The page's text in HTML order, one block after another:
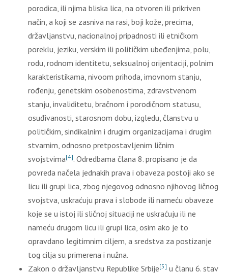
porodica, ili njima bliska lica, na otvoren ili prikriven
način, a koji se zasniva na rasi, boji kože, precima,
državljanstvu, nacionalnoj pripadnosti ili etničkom
poreklu, jeziku, verskim ili političkim ubeđenjima, polu,
rodu, rodnom identitetu, seksualnoj orijentaciji, polnim
karakteristikama, nivoom prihoda, imovnom stanju,
rođenju, genetskim osobenostima, zdravstvenom
stanju, invaliditetu, bračnom i porodičnom statusu,
osuđivanosti, starosnom dobu, izgledu, članstvu u
političkim, sindikalnim i drugim organizacijama i drugim
stvarnim, odnosno pretpostavljenim ličnim
svojstvima[4]. Odredbama člana 8. propisano je da
povreda načela jednakih prava i obaveza postoji ako se
licu ili grupi lica, zbog njegovog odnosno njihovog ličnog
svojstva, uskraćuju prava i slobode ili nameću obaveze
koje se u istoj ili sličnoj situaciji ne uskraćuju ili ne
nameću drugom licu ili grupi lica, osim ako je to
opravdano legitimnim ciljem, a sredstva za postizanje
tog cilja su primerena i nužna.
Zakon o državljanstvu Republike Srbije[5] u članu 6. stav